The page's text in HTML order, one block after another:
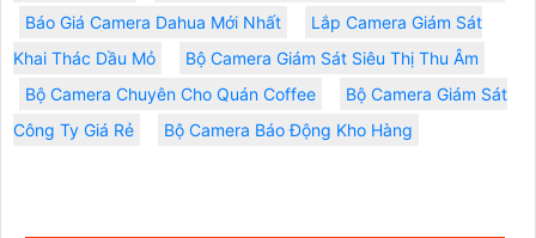
Báo Giá Camera Dahua Mới Nhất
Lắp Camera Giám Sát
Khai Thác Dầu Mỏ
Bộ Camera Giám Sát Siêu Thị Thu Âm
Bộ Camera Chuyên Cho Quán Coffee
Bộ Camera Giám Sát
Công Ty Giá Rẻ
Bộ Camera Báo Động Kho Hàng